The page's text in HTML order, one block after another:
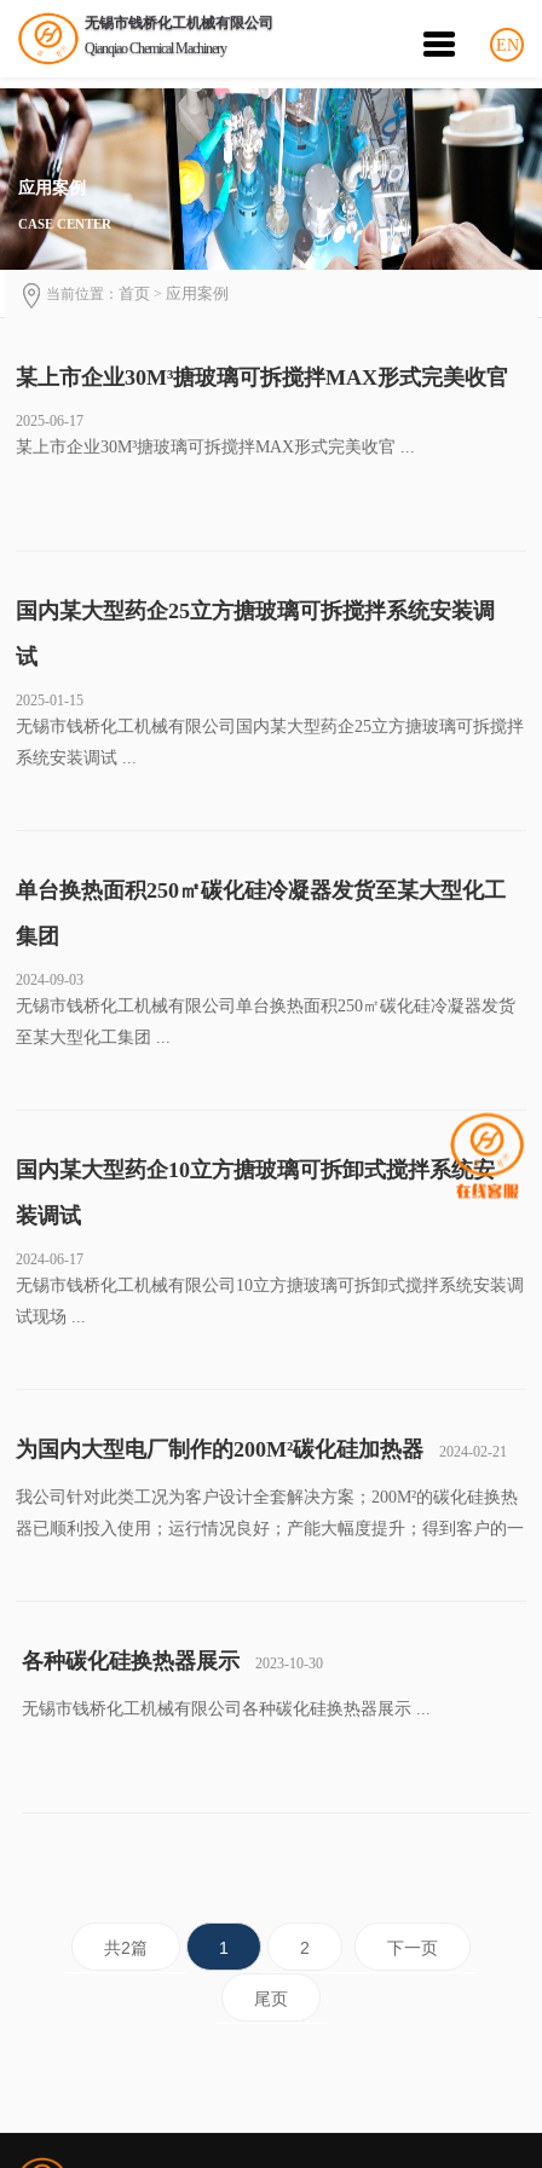
无锡市钱桥化工机械有限公司
Qianqiao Chemical Machinery
EN
应用案例
CASE CENTER
当前位置：首页 > 应用案例
某上市企业30M³搪玻璃可拆搅拌MAX形式完美收官
2025-06-17
某上市企业30M³搪玻璃可拆搅拌MAX形式完美收官 ...
国内某大型药企25立方搪玻璃可拆搅拌系统安装调
试
2025-01-15
无锡市钱桥化工机械有限公司国内某大型药企25立方搪玻璃可拆搅拌
系统安装调试 ...
单台换热面积250㎡碳化硅冷凝器发货至某大型化工
集团
2024-09-03
无锡市钱桥化工机械有限公司单台换热面积250㎡碳化硅冷凝器发货
至某大型化工集团 ...
国内某大型药企10立方搪玻璃可拆卸式搅拌系统安
装调试
2024-06-17
无锡市钱桥化工机械有限公司10立方搪玻璃可拆卸式搅拌系统安装调
试现场 ...
为国内大型电厂制作的200M²碳化硅加热器 2024-02-21
我公司针对此类工况为客户设计全套解决方案；200M²的碳化硅换热
器已顺利投入使用；运行情况良好；产能大幅度提升；得到客户的一
各种碳化硅换热器展示 2023-10-30
无锡市钱桥化工机械有限公司各种碳化硅换热器展示 ...
共2篇 1 2 下一页
尾页